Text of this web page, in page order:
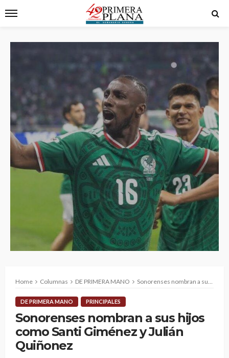
Home Columnas DE PRIMERA MANO Sonorenses nombran a sus hijos como Santi Giménez y Julián Quiñonez
DE PRIMERA MANO PRINCIPALES
Sonorenses nombran a sus hijos
como Santi Giménez y Julián
Quiñonez